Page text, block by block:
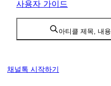
사용자 가이드
아티클 제목, 내용
채널톡 시작하기